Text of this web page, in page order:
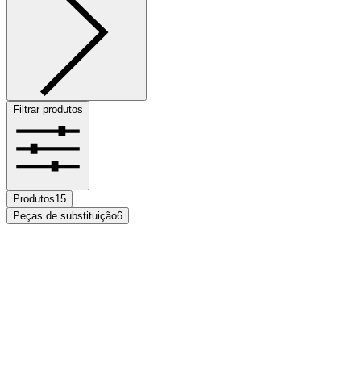
Filtrar produtos
Produtos15
Peças de substituição6